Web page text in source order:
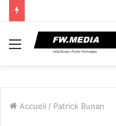
Menu
Accueil / Patrick Bunan